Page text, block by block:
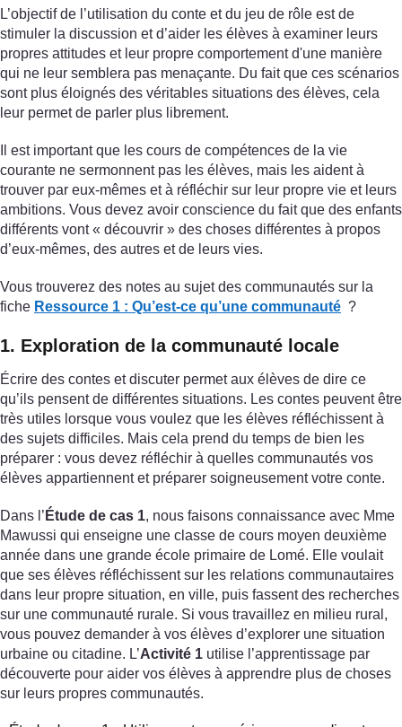
L’objectif de l’utilisation du conte et du jeu de rôle est de
stimuler la discussion et d’aider les élèves à examiner leurs
propres attitudes et leur propre comportement d'une manière
qui ne leur semblera pas menaçante. Du fait que ces scénarios
sont plus éloignés des véritables situations des élèves, cela
leur permet de parler plus librement.
Il est important que les cours de compétences de la vie
courante ne sermonnent pas les élèves, mais les aident à
trouver par eux-mêmes et à réfléchir sur leur propre vie et leurs
ambitions. Vous devez avoir conscience du fait que des enfants
différents vont « découvrir » des choses différentes à propos
d’eux-mêmes, des autres et de leurs vies.
Vous trouverez des notes au sujet des communautés sur la
fiche Ressource 1 : Qu’est-ce qu’une communauté ?
1. Exploration de la communauté locale
Écrire des contes et discuter permet aux élèves de dire ce
qu’ils pensent de différentes situations. Les contes peuvent être
très utiles lorsque vous voulez que les élèves réfléchissent à
des sujets difficiles. Mais cela prend du temps de bien les
préparer : vous devez réfléchir à quelles communautés vos
élèves appartiennent et préparer soigneusement votre conte.
Dans l’ Étude de cas 1, nous faisons connaissance avec Mme
Mawussi qui enseigne une classe de cours moyen deuxième
année dans une grande école primaire de Lomé. Elle voulait
que ses élèves réfléchissent sur les relations communautaires
dans leur propre situation, en ville, puis fassent des recherches
sur une communauté rurale. Si vous travaillez en milieu rural,
vous pouvez demander à vos élèves d’explorer une situation
urbaine ou citadine. L’Activité 1 utilise l’apprentissage par
découverte pour aider vos élèves à apprendre plus de choses
sur leurs propres communautés.